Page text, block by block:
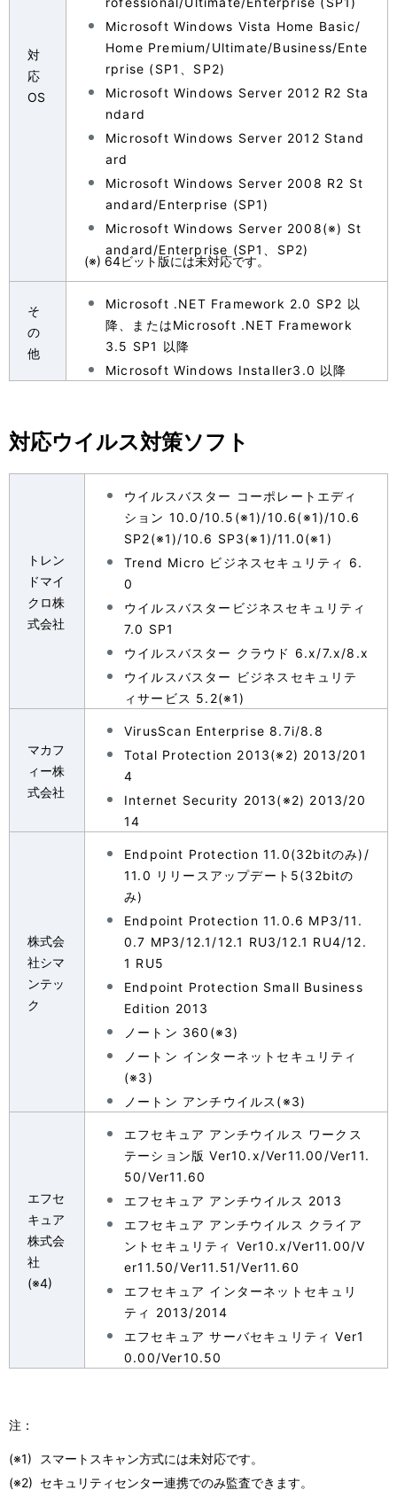
対
応
OS
Microsoft Windows Vista Home Basic/
Home Premium/Ultimate/Business/Ente
rprise (SP1、SP2)
Microsoft Windows Server 2012 R2 Sta
ndard
Microsoft Windows Server 2012 Stand
ard
Microsoft Windows Server 2008 R2 St
andard/Enterprise (SP1)
Microsoft Windows Server 2008(※) St
andard/Enterprise (SP1、SP2)
(※) 64ビット版には未対応です。
そ
の
他
Microsoft .NET Framework 2.0 SP2 以
降、またはMicrosoft .NET Framework
3.5 SP1 以降
Microsoft Windows Installer3.0 以降
対応ウイルス対策ソフト
トレン
ドマイ
クロ株
式会社
ウイルスバスター コーポレートエディ
ション 10.0/10.5(※1)/10.6(※1)/10.6
SP2(※1)/10.6 SP3(※1)/11.0(※1)
Trend Micro ビジネスセキュリティ 6.
0
ウイルスバスタービジネスセキュリティ
7.0 SP1
ウイルスバスター クラウド 6.x/7.x/8.x
ウイルスバスター ビジネスセキュリテ
ィサービス 5.2(※1)
マカフ
ィー株
式会社
VirusScan Enterprise 8.7i/8.8
Total Protection 2013(※2) 2013/201
4
Internet Security 2013(※2) 2013/20
14
株式会
社シマ
ンテッ
ク
Endpoint Protection 11.0(32bitのみ)/
11.0 リリースアップデート5(32bitの
み)
Endpoint Protection 11.0.6 MP3/11.
0.7 MP3/12.1/12.1 RU3/12.1 RU4/12.
1 RU5
Endpoint Protection Small Business
Edition 2013
ノートン 360(※3)
ノートン インターネットセキュリティ
(※3)
ノートン アンチウイルス(※3)
エフセ
キュア
株式会
社
(※4)
エフセキュア アンチウイルス ワークス
テーション版 Ver10.x/Ver11.00/Ver11.
50/Ver11.60
エフセキュア アンチウイルス 2013
エフセキュア アンチウイルス クライア
ントセキュリティ Ver10.x/Ver11.00/V
er11.50/Ver11.51/Ver11.60
エフセキュア インターネットセキュリ
ティ 2013/2014
エフセキュア サーバセキュリティ Ver1
0.00/Ver10.50
注：
(※1)
スマートスキャン方式には未対応です。
(※2) セキュリティセンター連携でのみ監査できます。